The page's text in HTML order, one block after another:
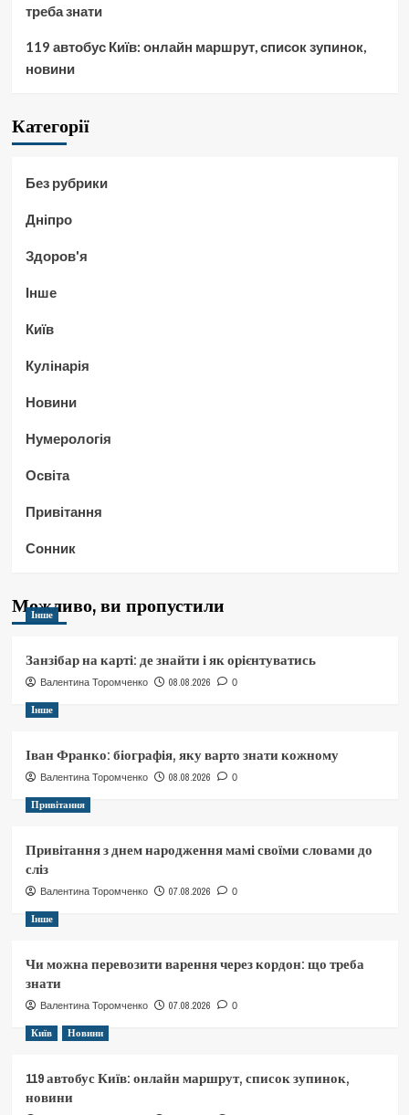
треба знати
119 автобус Київ: онлайн маршрут, список зупинок,
новини
Категорії
Без рубрики
Дніпро
Здоров'я
Інше
Київ
Кулінарія
Новини
Нумерологія
Освіта
Привітання
Сонник
Можливо, ви пропустили
Інше
Занзібар на карті: де знайти і як орієнтуватись
Валентина Торомченко 08.08.2026 0
Інше
Іван Франко: біографія, яку варто знати кожному
Валентина Торомченко 08.08.2026 0
Привітання
Привітання з днем народження мамі своїми словами до
сліз
Валентина Торомченко 07.08.2026 0
Інше
Чи можна перевозити варення через кордон: що треба
знати
Валентина Торомченко 07.08.2026 0
Київ Новини
119 автобус Київ: онлайн маршрут, список зупинок,
новини